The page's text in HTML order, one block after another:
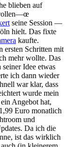
blieben auf
seine Session —
hielt. Das fixte
kaufte.
ersten Schritten mit
mehr wollte. Das
Idee etwas
ich dann wieder
war klar, dass
wurde mein
Angebot hat,
Euro monatlich
und
Da ich die
ist das wirklich